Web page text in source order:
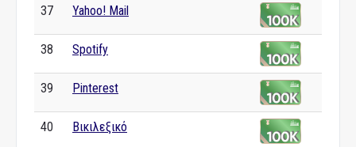
37 Yahoo! Mail
38 Spotify
39 Pinterest
40 Βικιλεξικό